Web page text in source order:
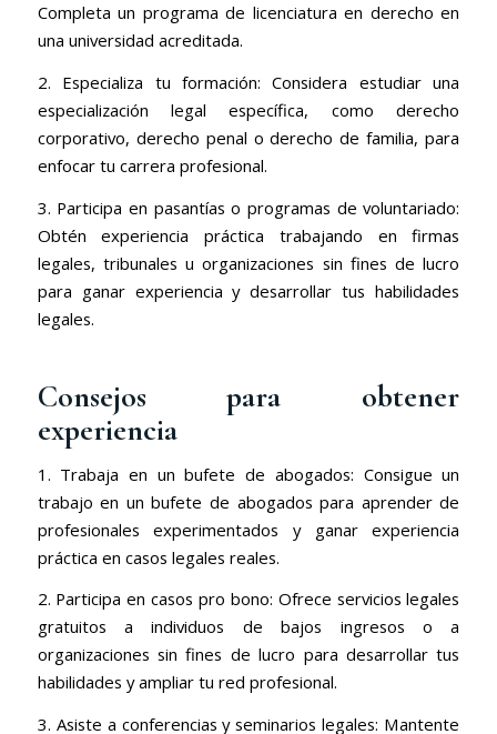
Completa un programa de licenciatura en derecho en
una universidad acreditada.
2. Especializa tu formación: Considera estudiar una
especialización legal específica, como derecho
corporativo, derecho penal o derecho de familia, para
enfocar tu carrera profesional.
3. Participa en pasantías o programas de voluntariado:
Obtén experiencia práctica trabajando en firmas
legales, tribunales u organizaciones sin fines de lucro
para ganar experiencia y desarrollar tus habilidades
legales.
Consejos para obtener
experiencia
1. Trabaja en un bufete de abogados: Consigue un
trabajo en un bufete de abogados para aprender de
profesionales experimentados y ganar experiencia
práctica en casos legales reales.
2. Participa en casos pro bono: Ofrece servicios legales
gratuitos a individuos de bajos ingresos o a
organizaciones sin fines de lucro para desarrollar tus
habilidades y ampliar tu red profesional.
3. Asiste a conferencias y seminarios legales: Mantente